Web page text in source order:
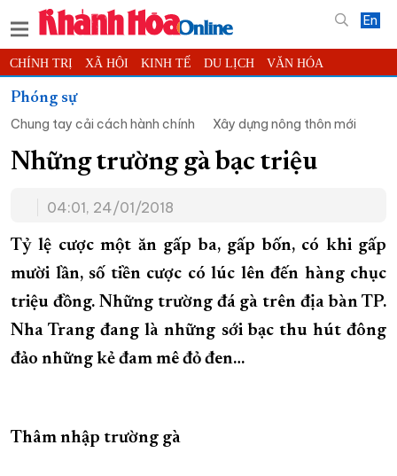
En
CHÍNH TRỊ XÃ HỘI KINH TẾ DU LỊCH VĂN HÓA
THỂ THAO
KHOA HỌC - CÔNG NGHỆ PHÁP LUẬT BẠN ĐỌC PHÓNG SỰ
THẾ GIỚI MULTIMEDIA VIDEO ĐỌC BÁO ONLINE
QUY HOẠCH TỈNH KHÁNH HÒA
TRƯỜNG SA BIỂN ĐẢO QUÊ HƯƠNG
CHUNG TAY CẢI CÁCH HÀNH CHÍNH
XÂY DỰNG NÔNG THÔN MỚI LỊCH CẮT ĐIỆN
TÀU - XE - MÁY BAY
KỶ NIỆM 370 NĂM XÂY DỰNG VÀ PHÁT TRIỂN TỈNH KHÁNH HÒA
Phóng sự
Chung tay cải cách hành chính
Xây dựng nông thôn mới
Những trường gà bạc triệu
04:01, 24/01/2018
Tỷ lệ cược một ăn gấp ba, gấp bốn, có khi gấp
mười lần, số tiền cược có lúc lên đến hàng chục
triệu đồng. Những trường đá gà trên địa bàn TP.
Nha Trang đang là những sới bạc thu hút đông
đảo những kẻ đam mê đỏ đen…
Thâm nhập trường gà